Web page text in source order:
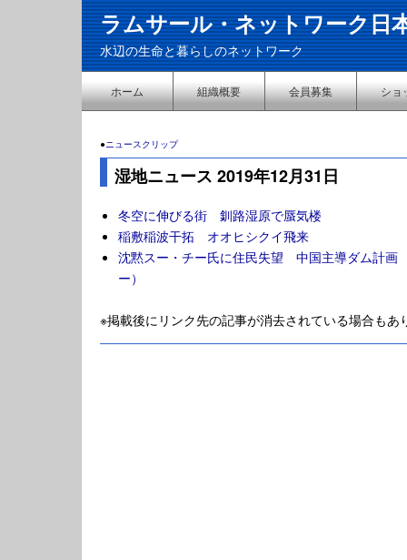
ラムサール・ネットワーク日
水辺の生命と暮らしのネットワーク
ホーム 組織概要 会員募集 ショ
●ニュースクリップ
湿地ニュース 2019年12月31日
冬空に伸びる街 釧路湿原で蜃気楼
稲敷稲波干拓 オオヒシクイ飛来
沈黙スー・チー氏に住民失望 中国主導ダム計
ー）
※掲載後にリンク先の記事が消去されている場合もあ